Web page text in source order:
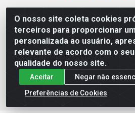
O nosso site coleta cookies
terceiros para proporcionar
personalizada ao usuário,
relevante de acordo com o
qualidade do nosso site.
Aceitar
Negar não
Preferências de Cookies
Mix Alimentos LTDA - Quadra Asr Ne
02, S/N - Plano Diretor Norte,
CNPJ 05.922.500/